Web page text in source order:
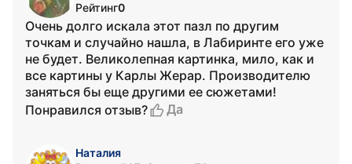
Рейтинг0
Очень долго искала этот пазл по другим
точкам и случайно нашла, в Лабиринте его уже
не будет. Великолепная картинка, мило, как и
все картины у Карлы Жерар. Производителю
заняться бы еще другими ее сюжетами!
Понравился отзыв?
Да
Наталия